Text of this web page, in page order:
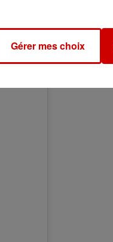
Gérer mes choix